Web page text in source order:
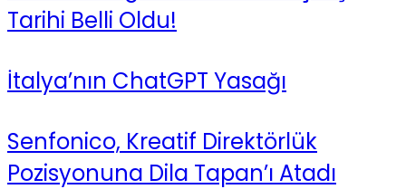
Tarihi Belli Oldu!
İtalya’nın ChatGPT Yasağı
Senfonico, Kreatif Direktörlük
Pozisyonuna Dila Tapan’ı Atadı